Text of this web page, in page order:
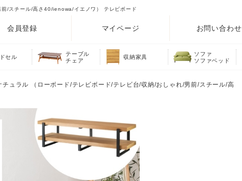
/スチール/高さ40/ienowa/イエノワ） テレビボード
会員登録 マイページ お問い合わせ
セル
テーブル
チェア
収納家具
ソファ
ソファベッド
ュラル （ローボード/テレビボード/テレビ台/収納/おしゃれ/男前/スチール/高